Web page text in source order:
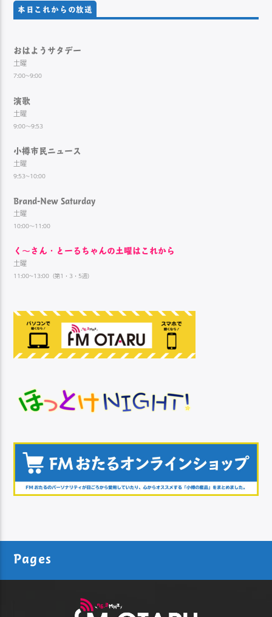
本日これからの放送
おはようサタデー
土曜
7:00~9:00
演歌
土曜
9:00～9:53
小樽市民ニュース
土曜
9:53~10:00
Brand-New Saturday
土曜
10:00～11:00
く～さん・とーるちゃんの土曜はこれから
土曜
11:00~13:00（第1・3・5週）
Pages